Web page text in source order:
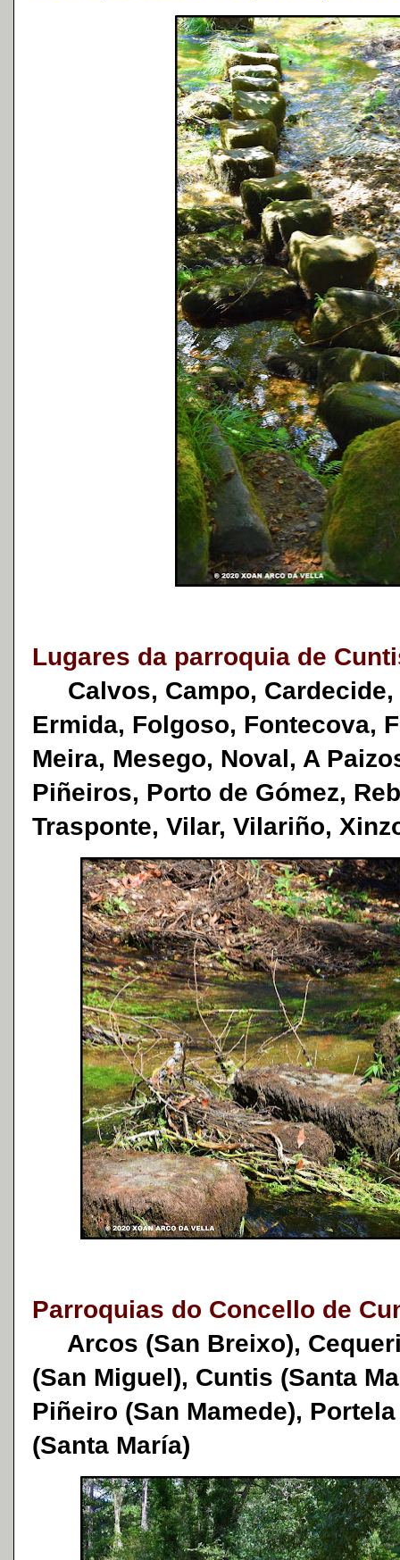
Lugares da parroquia de
Calvos, Campo, Cardecide,
Ermida, Folgoso, Fontecova,
Meira, Mesego, Noval, A
Piñeiros, Porto de Gómez,
Trasponte, Vilar, Vilariño,
Parroquias do Concello de
Arcos (San Breixo),
(San Miguel), Cuntis (Santa
Piñeiro (San Mamede),
(Santa María)